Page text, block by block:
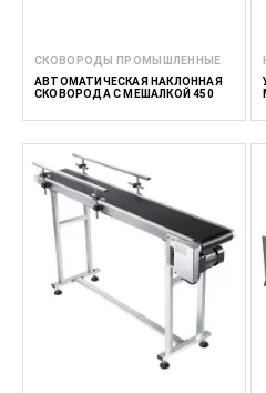
СКОВОРОДЫ ПРОМЫШЛЕННЫЕ
АВТОМАТИЧЕСКАЯ НАКЛОННАЯ
СКОВОРОДА С МЕШАЛКОЙ 450